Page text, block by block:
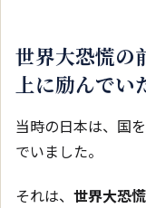
世界大恐慌の
上に励んで
当時の日本は、国
でいました。
それは、 世界大恐